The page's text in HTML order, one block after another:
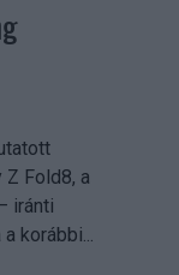
Z Fold8, a
iránti
korábbi...